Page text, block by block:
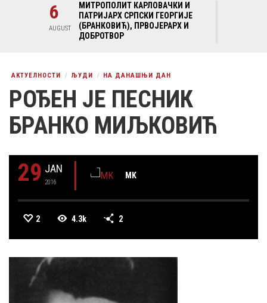
6
AUGUST
МИТРОПОЛИТ КАРЛОВАЧКИ И
ПАТРИЈАРХ СРПСКИ ГЕОРГИЈЕ
(БРАНКОВИЋ), ПРВОЈЕРАРХ И
ДОБРОТВОР
АКТУЕЛНОСТИ ЉУДИ НА ДАНАШЊИ ДАН
РОЂЕН ЈЕ ПЕСНИК
БРАНКО МИЉКОВИЋ
29 JAN
2016
MK
2 4.3k 2